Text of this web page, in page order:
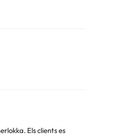
Els clients es